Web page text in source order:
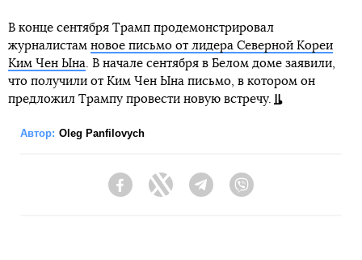
В конце сентября Трамп продемонстрировал
журналистам новое письмо от лидера Северной Кореи
Ким Чен Ына. В начале сентября в Белом доме заявили,
что получили от Ким Чен Ына письмо, в котором он
предложил Трампу провести новую встречу.
Автор: Oleg Panfilovych
FacebookTwitter Telegram